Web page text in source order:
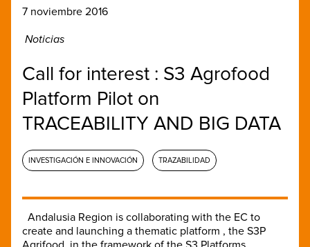
7 noviembre 2016
Noticias
Call for interest : S3 Agrofood
Platform Pilot on
TRACEABILITY AND BIG DATA
INVESTIGACIÓN E INNOVACIÓN TRAZABILIDAD
Andalusia Region is collaborating with the EC to
create and launching a thematic platform , the S3P